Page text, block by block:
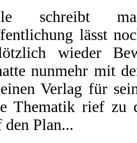
schreibt
lässt
wieder
nunmehr mit
Verlag für
Thematik rief zu
den Plan...